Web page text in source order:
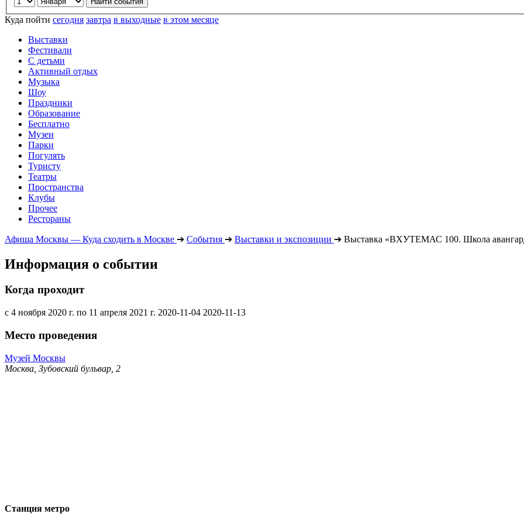
Куда пойти сегодня завтра в выходные в этом месяце
Выставки
Фестивали
С детьми
Активный отдых
Музыка
Шоу
Праздники
Образование
Бесплатно
Музеи
Парки
Погулять
Туристу
Театры
Пространства
Клубы
Прочее
Рестораны
Афиша Москвы — Куда сходить в Москве ➔ События ➔ Выставки и экспозиции ➔ Выставка «ВХУТЕМАС 100. Школа
Информация о событии
Когда проходит
с 4 ноября 2020 г. по 11 апреля 2021 г. 2020-11-04 2020-11-13
Место проведения
Музей Москвы
Москва, Зубовский бульвар, 2
Станция метро